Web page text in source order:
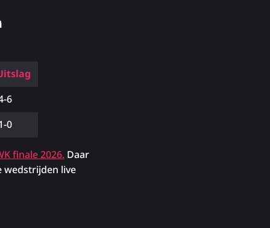
6
0
finale 2026. Daar
wedstrijden live